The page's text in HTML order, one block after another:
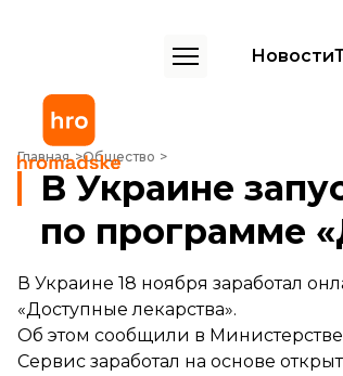
Новости
Главная Общество
В Украине запустили сервис для поиска
В Украине
по программе
В Украине 18 ноября заработал
«Доступные лекарства».
Об этом сообщили в
Сервис заработал на основе